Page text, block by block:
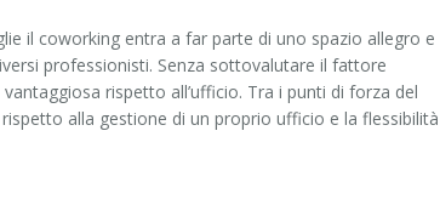
il coworking entra a far parte di uno spazio allegro e
professionisti. Senza sottovalutare il fattore
rispetto all’ufficio. Tra i punti di forza del
alla gestione di un proprio ufficio e la flessibilità